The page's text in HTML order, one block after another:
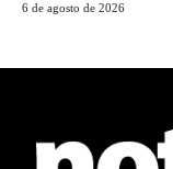
6 de agosto de 2026